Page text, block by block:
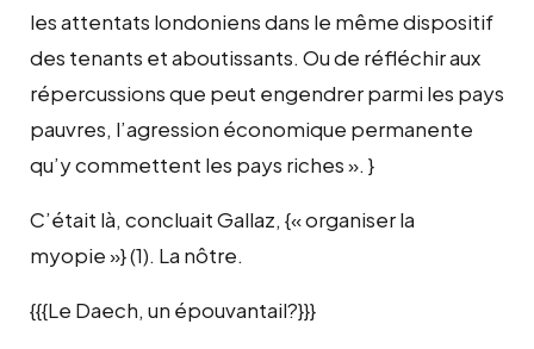
les attentats londoniens dans le même dispositif
des tenants et aboutissants. Ou de réfléchir aux
répercussions que peut engendrer parmi les pays
pauvres, l’agression économique permanente
qu’y commettent les pays riches ». }
C’était là, concluait Gallaz, {« organiser la
myopie »} (1). La nôtre.
{{{Le Daech, un épouvantail?}}}